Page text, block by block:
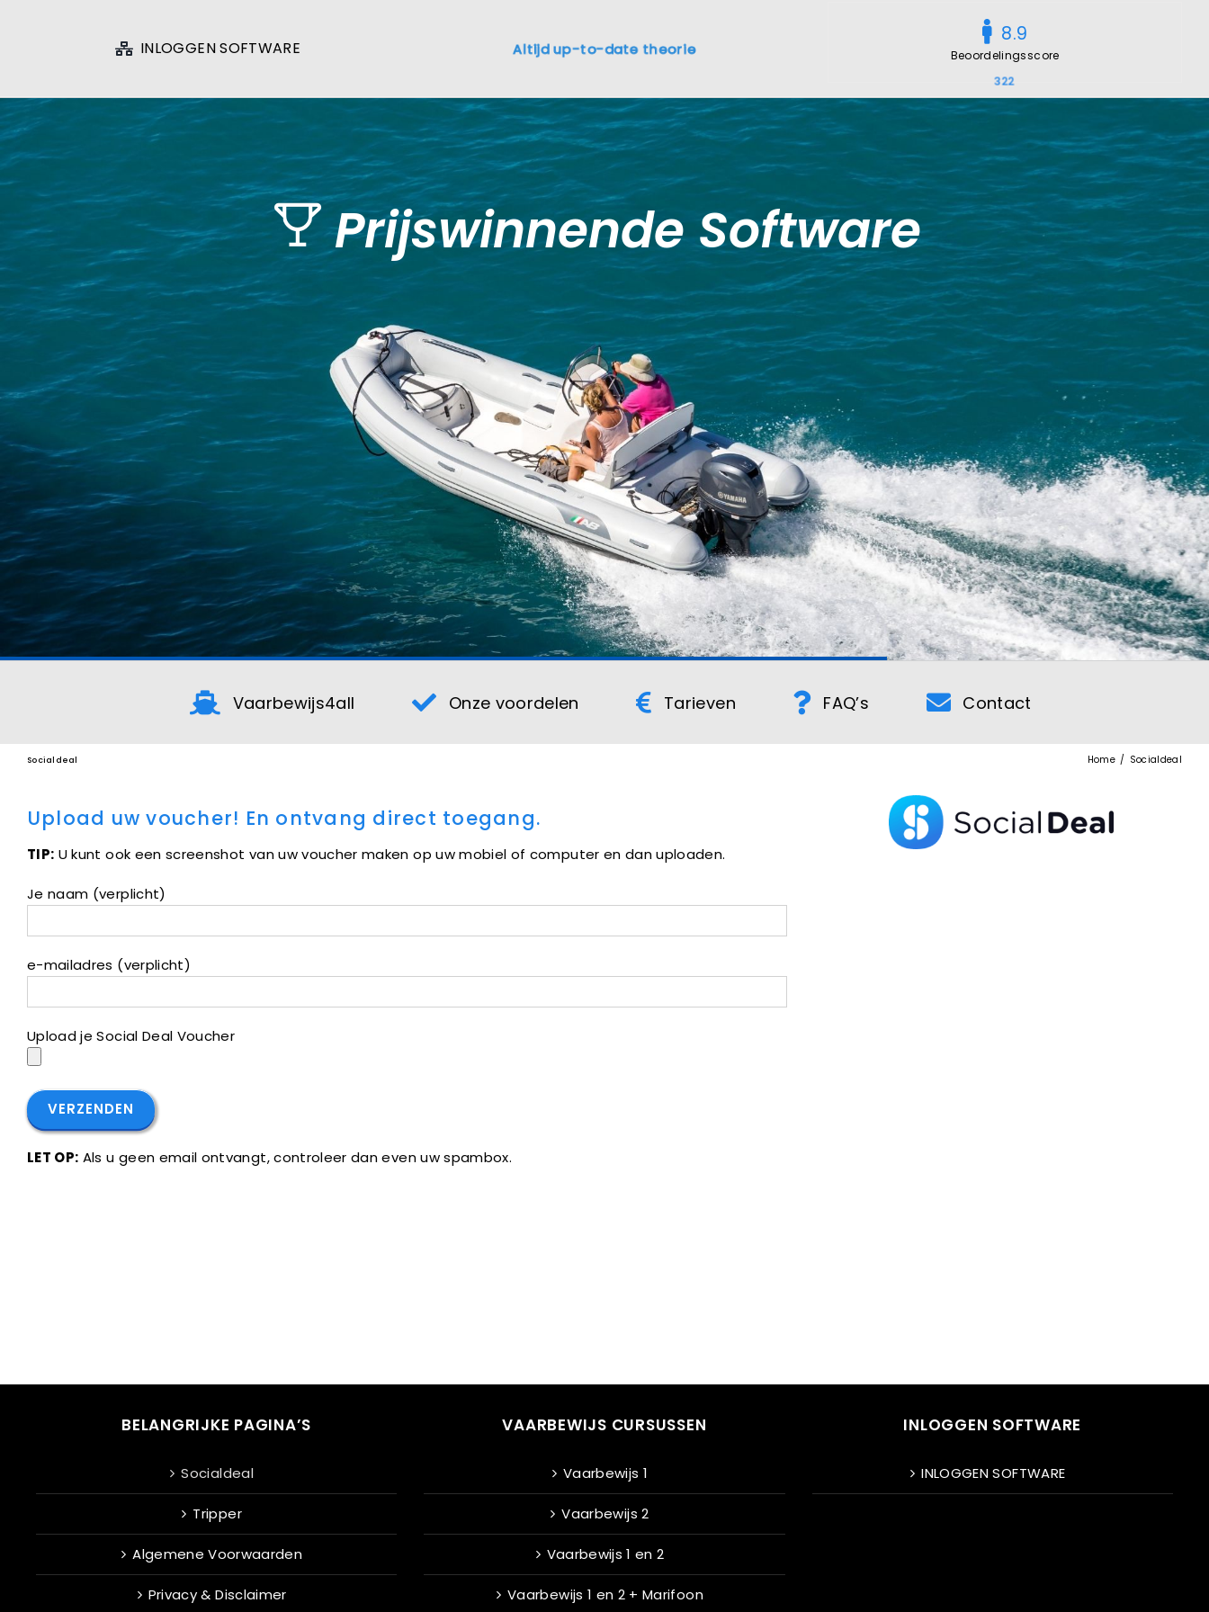
INLOGGEN SOFTWARE
8.9
Beoordelingsscore
Prijswinnende Software
Vaarbewijs4all Onze voordelen Tarieven FAQ’s Contact
Socialdeal Home Socialdeal
Upload uw voucher! En ontvang direct toegang.
TIP: U kunt ook een screenshot van uw voucher maken op uw mobiel of computer en dan uploaden.
Je naam (verplicht)
e-mailadres (verplicht)
Upload je Social Deal Voucher
LET OP: Als u geen email ontvangt, controleer dan even uw spambox.
BELANGRIJKE PAGINA’S
Socialdeal
Tripper
Algemene Voorwaarden
Privacy & Disclaimer
VAARBEWIJS CURSUSSEN
Vaarbewijs 1
Vaarbewijs 2
Vaarbewijs 1 en 2
Vaarbewijs 1 en 2 + Marifoon
INLOGGEN SOFTWARE
INLOGGEN SOFTWARE